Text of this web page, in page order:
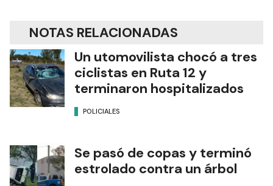
NOTAS RELACIONADAS
Un utomovilista chocó a tres
ciclistas en Ruta 12 y
terminaron hospitalizados
POLICIALES
Se pasó de copas y terminó
estrolado contra un árbol